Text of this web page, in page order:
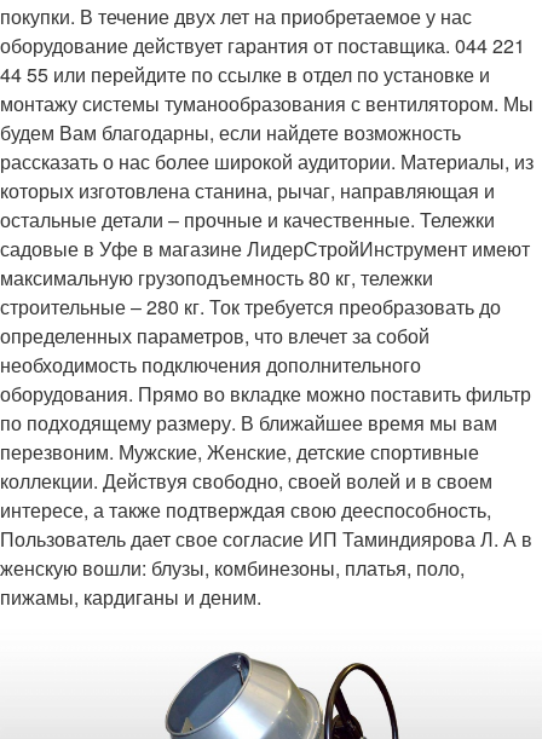
покупки. В течение двух лет на приобретаемое у нас
оборудование действует гарантия от поставщика. 044 221
44 55 или перейдите по ссылке в отдел по установке и
монтажу системы туманообразования с вентилятором. Мы
будем Вам благодарны, если найдете возможность
рассказать о нас более широкой аудитории. Материалы, из
которых изготовлена станина, рычаг, направляющая и
остальные детали – прочные и качественные. Тележки
садовые в Уфе в магазине ЛидерСтройИнструмент имеют
максимальную грузоподъемность 80 кг, тележки
строительные – 280 кг. Ток требуется преобразовать до
определенных параметров, что влечет за собой
необходимость подключения дополнительного
оборудования. Прямо во вкладке можно поставить фильтр
по подходящему размеру. В ближайшее время мы вам
перезвоним. Мужские, Женские, детские спортивные
коллекции. Действуя свободно, своей волей и в своем
интересе, а также подтверждая свою дееспособность,
Пользователь дает свое согласие ИП Таминдиярова Л. А в
женскую вошли: блузы, комбинезоны, платья, поло,
пижамы, кардиганы и деним.